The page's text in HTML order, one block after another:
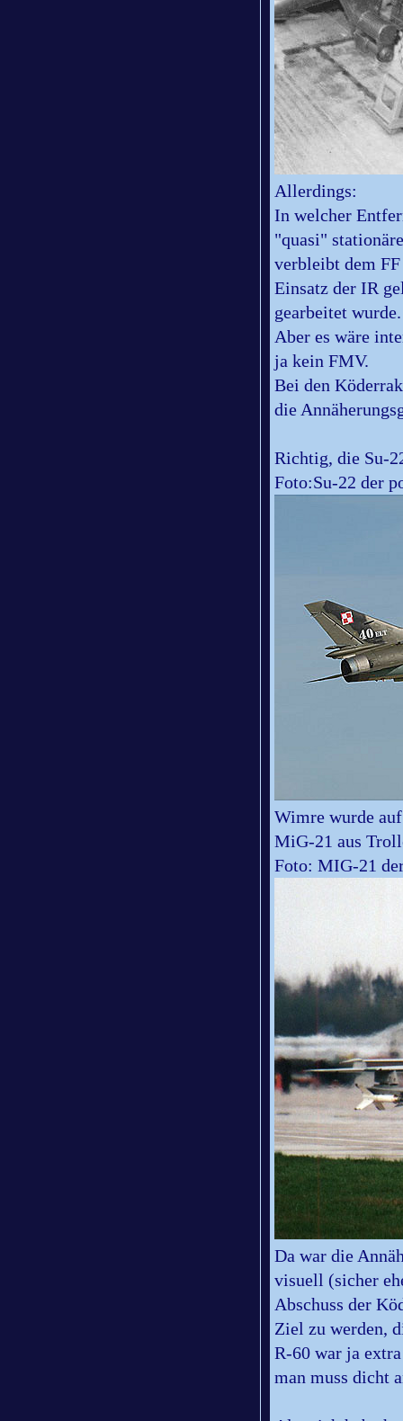
Allerdings:
In welcher
"quasi"
verbleibt dem FF
Einsatz der IR
gearbeitet wurde.
Aber es wäre
ja kein FMV.
Bei den
die
Richtig, die Su-
Foto:Su-22 der
Wimre wurde auf
MiG-21 aus
Foto: MIG-21
Da war die
visuell (sicher
Abschuss der
Ziel zu werden,
R-60 war ja
man muss dicht